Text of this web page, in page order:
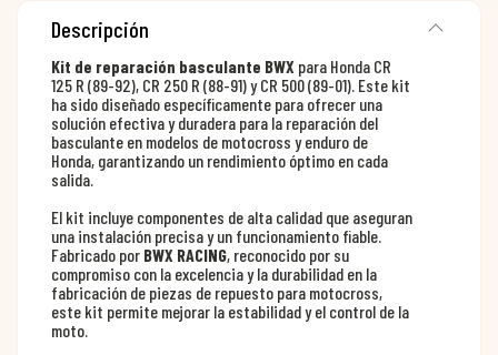
Descripción
Kit de reparación basculante BWX para Honda CR
125 R (89-92), CR 250 R (88-91) y CR 500 (89-01). Este kit
ha sido diseñado específicamente para ofrecer una
solución efectiva y duradera para la reparación del
basculante en modelos de motocross y enduro de
Honda, garantizando un rendimiento óptimo en cada
salida.
El kit incluye componentes de alta calidad que aseguran
una instalación precisa y un funcionamiento fiable.
Fabricado por BWX RACING, reconocido por su
compromiso con la excelencia y la durabilidad en la
fabricación de piezas de repuesto para motocross,
este kit permite mejorar la estabilidad y el control de la
moto.